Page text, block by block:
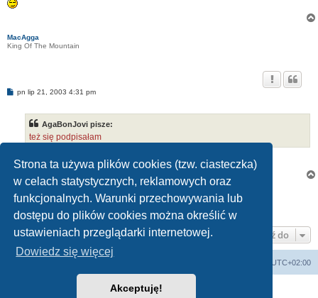
Strona ta używa plików cookies (tzw. ciasteczka)
w celach statystycznych, reklamowych oraz
funkcjonalnych. Warunki przechowywania lub
dostępu do plików cookies można określić w
ustawieniach przeglądarki internetowej.
Dowiedz się więcej
Akceptuję!
MacAgga
King Of The Mountain
Ppn lip 21, 2003 4:31 pm
AgaBonJovi pisze:
też się podpisałam
...dzieki za akcje wszystkim
Zablokowany
Posty: 7 •Strona1 z 1
Przejdź do
UTC+02:00
Technologię dostarczaphpBB® Forum Software © phpBB Limited